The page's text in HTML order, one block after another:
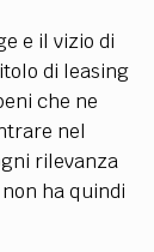
e il vizio di
di leasing
che ne
nel
rilevanza
ha quindi